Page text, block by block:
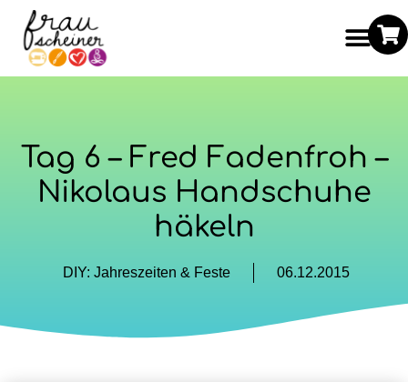
Tag 6 – Fred Fadenfroh –
Nikolaus Handschuhe
häkeln
DIY: Jahreszeiten & Feste 06.12.2015